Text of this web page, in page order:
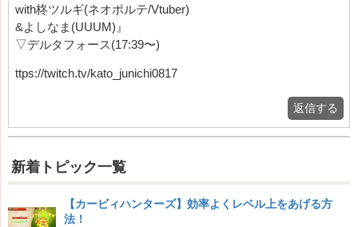
with柊ツルギ(ネオポルテ/Vtuber)
&よしなま(UUUM)』
▽デルタフォース(17:39〜)
ttps://twitch.tv/kato_junichi0817
返信する
新着トピック一覧
【カービィハンターズ】効率よくレベル上をあげる方
法！